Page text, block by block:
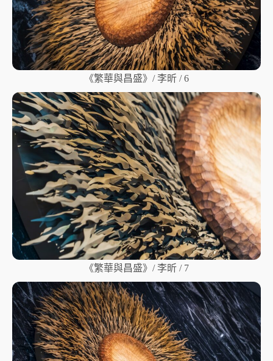
《繁華與昌盛》/ 李昕 / 6
《繁華與昌盛》/ 李昕 / 7